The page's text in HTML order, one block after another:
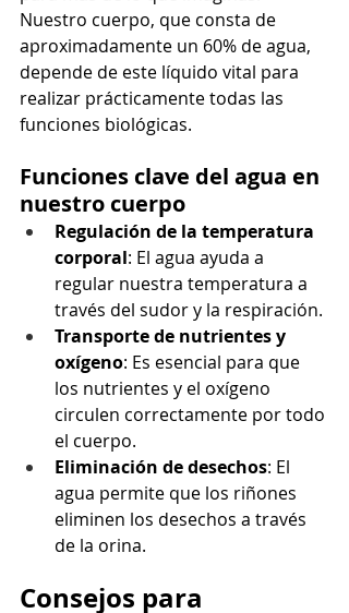
Nuestro cuerpo, que consta de
aproximadamente un 60% de agua,
depende de este líquido vital para
realizar prácticamente todas las
funciones biológicas.
Funciones clave del agua en
nuestro cuerpo
Regulación de la temperatura
corporal: El agua ayuda a
regular nuestra temperatura a
través del sudor y la respiración.
Transporte de nutrientes y
oxígeno: Es esencial para que
los nutrientes y el oxígeno
circulen correctamente por todo
el cuerpo.
Eliminación de desechos: El
agua permite que los riñones
eliminen los desechos a través
de la orina.
Consejos para